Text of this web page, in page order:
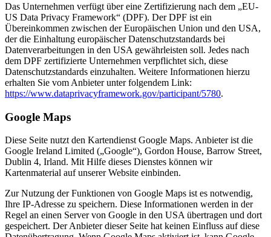
Das Unternehmen verfügt über eine Zertifizierung nach dem „EU-
US Data Privacy Framework“ (DPF). Der DPF ist ein
Übereinkommen zwischen der Europäischen Union und den USA,
der die Einhaltung europäischer Datenschutzstandards bei
Datenverarbeitungen in den USA gewährleisten soll. Jedes nach
dem DPF zertifizierte Unternehmen verpflichtet sich, diese
Datenschutzstandards einzuhalten. Weitere Informationen hierzu
erhalten Sie vom Anbieter unter folgendem Link:
https://www.dataprivacyframework.gov/participant/5780.
Google Maps
Diese Seite nutzt den Kartendienst Google Maps. Anbieter ist die
Google Ireland Limited („Google“), Gordon House, Barrow Street,
Dublin 4, Irland. Mit Hilfe dieses Dienstes können wir
Kartenmaterial auf unserer Website einbinden.
Zur Nutzung der Funktionen von Google Maps ist es notwendig,
Ihre IP-Adresse zu speichern. Diese Informationen werden in der
Regel an einen Server von Google in den USA übertragen und dort
gespeichert. Der Anbieter dieser Seite hat keinen Einfluss auf diese